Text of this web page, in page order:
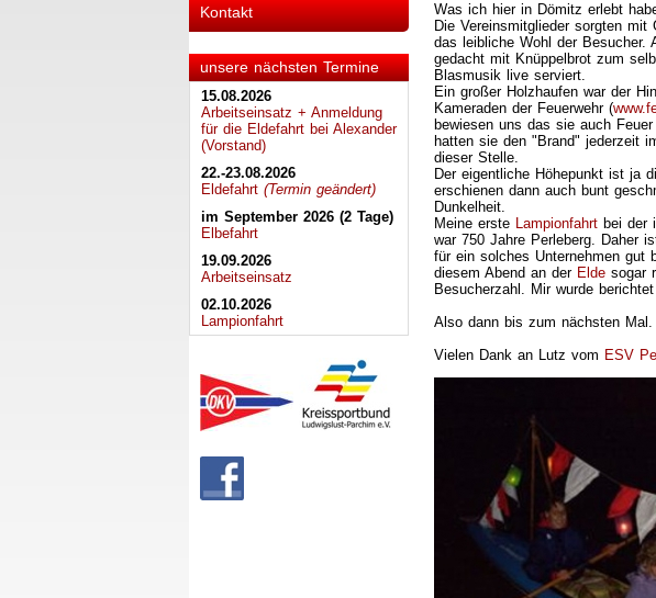
Kontakt
unsere nächsten Termine
15.08.2026
Arbeitseinsatz + Anmeldung
für die Eldefahrt bei Alexander
(Vorstand)
22.-23.08.2026
Eldefahrt (Termin geändert)
im September 2026 (2 Tage)
Elbefahrt
19.09.2026
Arbeitseinsatz
02.10.2026
Lampionfahrt
Was ich hier in Dömitz erlebt
Die Vereinsmitglieder sorgten
das leibliche Wohl der Besucher.
gedacht mit Knüppelbrot zum
Blasmusik live serviert.
Ein großer Holzhaufen war der
Kameraden der Feuerwehr (
bewiesen uns das sie auch
hatten sie den "Brand" jederzeit
dieser Stelle.
Der eigentliche Höhepunkt ist ja
erschienen dann auch bunt
Dunkelheit.
Meine erste Lampionfahrt bei der
war 750 Jahre Perleberg. Daher
für ein solches Unternehmen gut
diesem Abend an der Elde sogar
Besucherzahl. Mir wurde
Also dann bis zum nächsten Mal.
Vielen Dank an Lutz vom ESV